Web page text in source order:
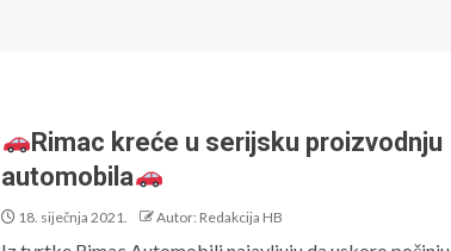
Rimac kreće u serijsku proizvodnju
automobila
18. siječnja 2021. Autor: Redakcija HB